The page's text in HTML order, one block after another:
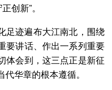
创新”。
足迹遍布大江南北，围绕
要讲话、作出一系列重要
体会到，这三点正是新征
华章的根本遵循。